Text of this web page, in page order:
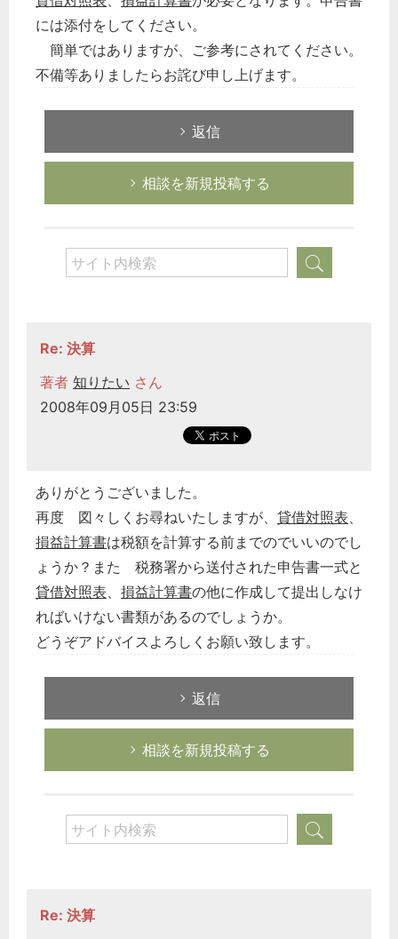
には添付をしてください。
簡単ではありますが、ご参考にされてください。
不備等ありましたらお詫び申し上げます。
返信
相談を新規投稿する
Re: 決算
著者 知りたい さん
2008年09月05日 23:59
ありがとうございました。
再度 図々しくお尋ねいたしますが、 貸借対照表、
損益計算書は税額を計算する前までのでいいのでし
ょうか？また 税務署から送付された申告書一式と
貸借対照表、 損益計算書の他に作成して提出しなけ
ればいけない書類があるのでしょうか。
どうぞアドバイスよろしくお願い致します。
返信
相談を新規投稿する
Re: 決算